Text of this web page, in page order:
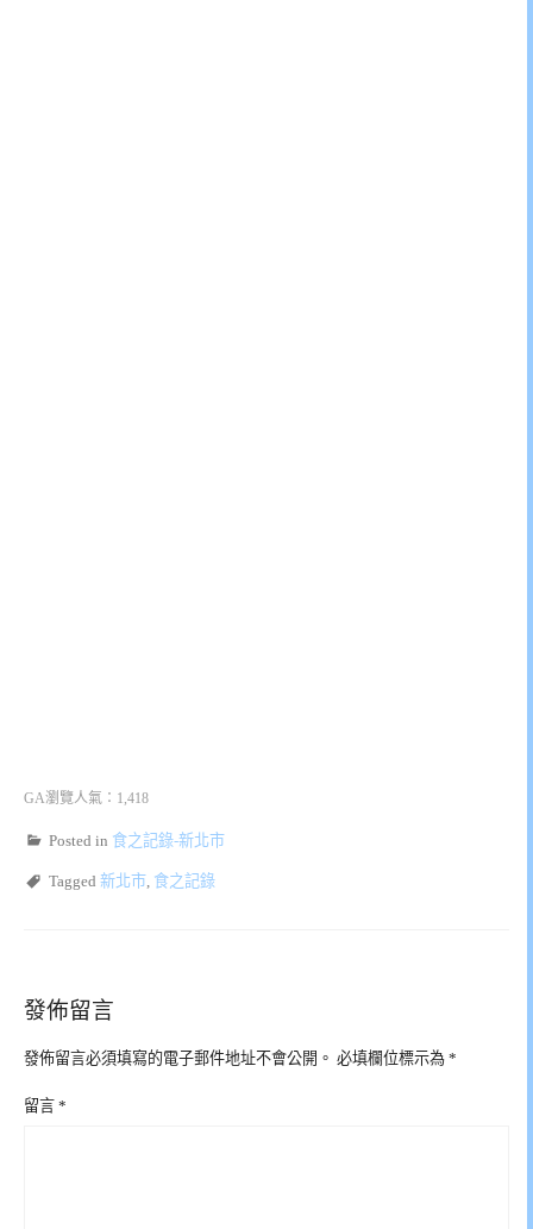
GA瀏覽人氣：1,418
Posted in 食之記錄-新北市
Tagged 新北市, 食之記錄
發佈留言
發佈留言必須填寫的電子郵件地址不會公開。 必填欄位標示為 *
留言 *